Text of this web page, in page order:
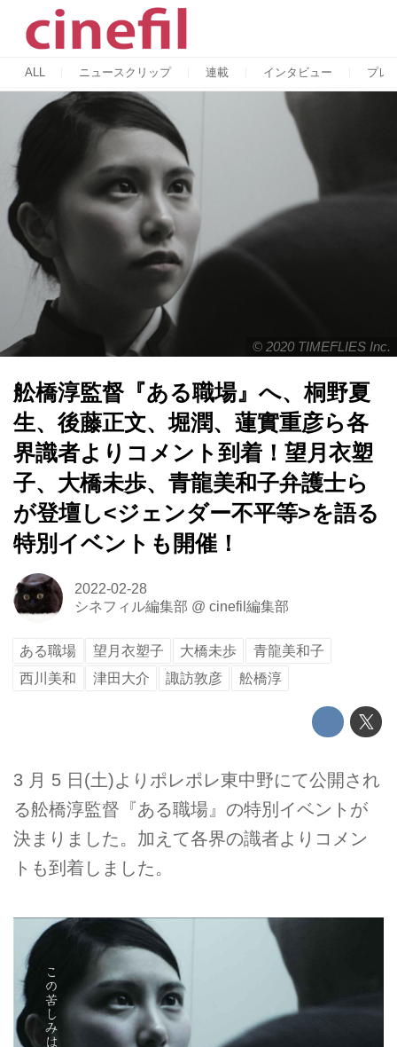
ALL ニュースクリップ 連載 インタビュー プレ
© 2020 TIMEFLIES Inc.
舩橋淳監督『ある職場』へ、桐野夏
生、後藤正文、堀潤、蓮實重彦ら各
界識者よりコメント到着！望月衣塑
子、大橋未歩、青龍美和子弁護士ら
が登壇し<ジェンダー不平等>を語る
特別イベントも開催！
2022-02-28
シネフィル編集部 @ cinefil編集部
ある職場 望月衣塑子 大橋未歩
青龍美和子
西川美和
津田大介 諏訪敦彦 舩橋淳
3 月 5 日(土)よりポレポレ東中野にて公開され
る舩橋淳監督『ある職場』の特別イベントが
決まりました。加えて各界の識者よりコメン
トも到着しました。